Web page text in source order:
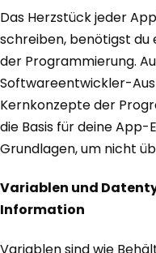
Das Herzstück jeder
schreiben, benötigst du
der Programmierung.
Softwareentwickler-
Kernkonzepte der
die Basis für deine App-
Grundlagen, um nicht
Variablen und
Information
Variablen sind wie